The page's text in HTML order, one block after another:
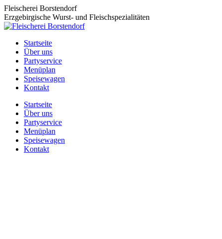
Zum
Inhalt
springen
Fleischerei Borstendorf
Erzgebirgische Wurst- und Fleischspezialitäten
Startseite
Über uns
Partyservice
Menüplan
Speisewagen
Kontakt
Startseite
Über uns
Partyservice
Menüplan
Speisewagen
Kontakt